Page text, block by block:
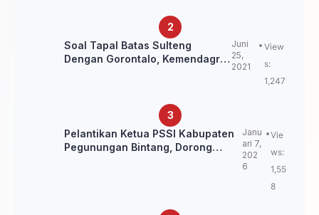
Soal Tapal Batas Sulteng
Dengan Gorontalo, Kemendagri:
Juni
25,
2021
View
s:
1,247
Pelantikan Ketua PSSI Kabupaten
Pegunungan Bintang, Dorong
Janu
ari 7,
202
6
Vie
ws:
1,55
8